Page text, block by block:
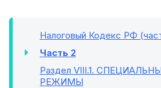
Налоговый Кодекс РФ
Часть 2
Раздел VIII.1.
РЕЖИМЫ